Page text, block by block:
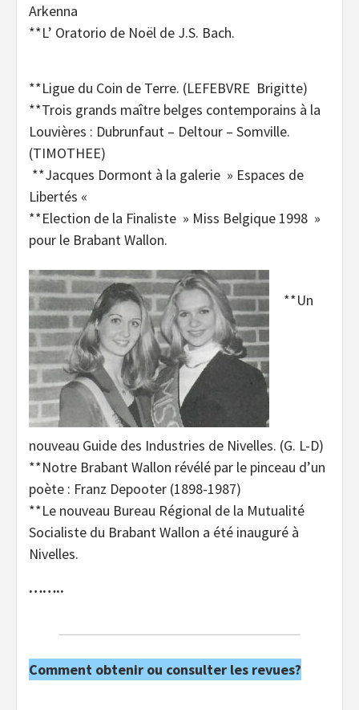
Arkenna
**L’ Oratorio de Noël de J.S. Bach.
**Ligue du Coin de Terre. (LEFEBVRE Brigitte)
**Trois grands maître belges contemporains à la
Louvières : Dubrunfaut – Deltour – Somville.
(TIMOTHEE)
**Jacques Dormont à la galerie » Espaces de
Libertés «
**Election de la Finaliste » Miss Belgique 1998 »
pour le Brabant Wallon.
**Un
nouveau Guide des Industries de Nivelles. (G. L-D)
**Notre Brabant Wallon révélé par le pinceau d’un
poète : Franz Depooter (1898-1987)
**Le nouveau Bureau Régional de la Mutualité
Socialiste du Brabant Wallon a été inauguré à
Nivelles.
……..
Comment obtenir ou consulter les revues?